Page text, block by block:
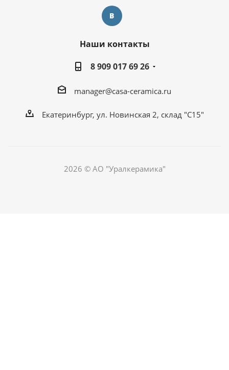
Наши контакты
8 909 017 69 26
manager@casa-ceramica.ru
Екатеринбург, ул. Новинская 2, склад "С15"
2026 © АО "Уралкерамика"